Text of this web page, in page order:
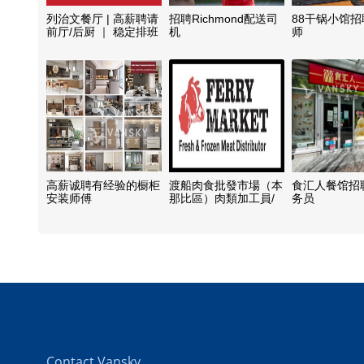
列治文餐厅 | 高薪聘请
前厅/后厨 ｜ 稳定排班
招聘Richmond配送司
机
88干锅小馆
师
高薪诚聘有经验的橱柜
安装师傅
渡船肉食批發市場（本
那比區）肉類加工員/
食汇人餐馆招
务员